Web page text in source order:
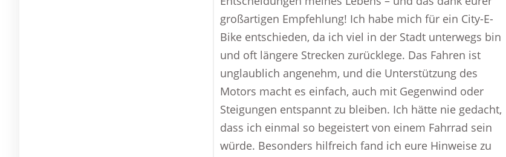
großartigen Empfehlung! Ich habe mich für ein City-E-
Bike entschieden, da ich viel in der Stadt unterwegs bin
und oft längere Strecken zurücklege. Das Fahren ist
unglaublich angenehm, und die Unterstützung des
Motors macht es einfach, auch mit Gegenwind oder
Steigungen entspannt zu bleiben. Ich hätte nie gedacht,
dass ich einmal so begeistert von einem Fahrrad sein
würde. Besonders hilfreich fand ich eure Hinweise zu